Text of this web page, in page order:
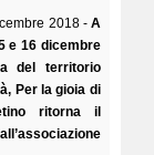
2018 -A
e 16 dicembre
del territorio
Per la gioia di
ritorna il